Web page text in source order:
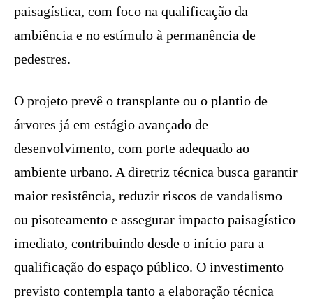
paisagística, com foco na qualificação da
ambiência e no estímulo à permanência de
pedestres.
O projeto prevê o transplante ou o plantio de
árvores já em estágio avançado de
desenvolvimento, com porte adequado ao
ambiente urbano. A diretriz técnica busca garantir
maior resistência, reduzir riscos de vandalismo
ou pisoteamento e assegurar impacto paisagístico
imediato, contribuindo desde o início para a
qualificação do espaço público. O investimento
previsto contempla tanto a elaboração técnica